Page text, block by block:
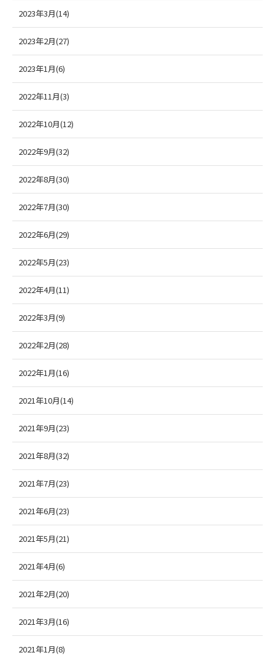
2023年3月(14)
2023年2月(27)
2023年1月(6)
2022年11月(3)
2022年10月(12)
2022年9月(32)
2022年8月(30)
2022年7月(30)
2022年6月(29)
2022年5月(23)
2022年4月(11)
2022年3月(9)
2022年2月(28)
2022年1月(16)
2021年10月(14)
2021年9月(23)
2021年8月(32)
2021年7月(23)
2021年6月(23)
2021年5月(21)
2021年4月(6)
2021年2月(20)
2021年3月(16)
2021年1月(8)